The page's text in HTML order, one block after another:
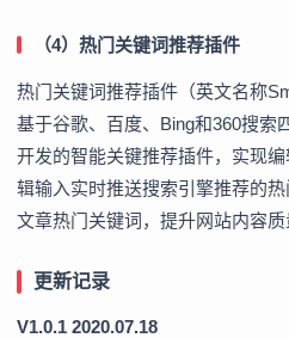
（4）热门关键词推荐插件
热门关键词推荐插件（英文名称
基于谷歌、百度、Bing和360搜索
开发的智能关键推荐插件，实现
辑输入实时推送搜索引擎推荐的
文章热门关键词，提升网站内容质
更新记录
V1.0.1 2020.07.18